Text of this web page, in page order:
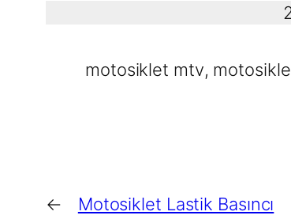
motosiklet mtv,
← Motosiklet Lastik Basıncı